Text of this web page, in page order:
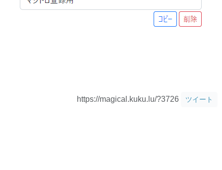
https://magical.kuku.lu/?3726 ツイート